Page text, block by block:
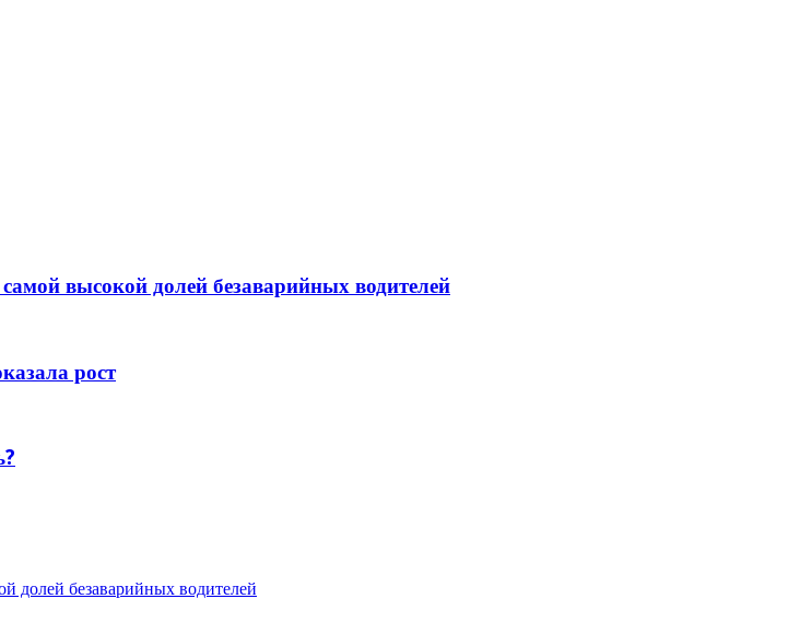
высокой долей безаварийных водителей
рост
долей безаварийных водителей